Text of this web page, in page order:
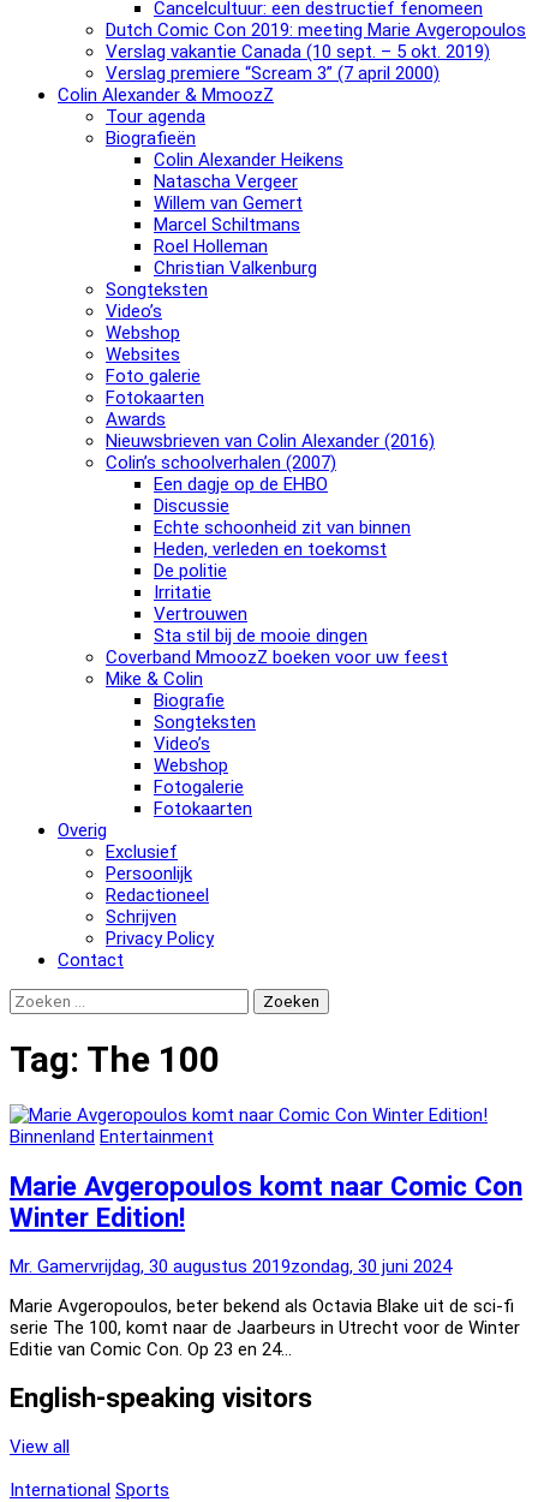
Cancelcultuur: een destructief fenomeen
Dutch Comic Con 2019: meeting Marie Avgeropoulos
Verslag vakantie Canada (10 sept. – 5 okt. 2019)
Verslag premiere “Scream 3” (7 april 2000)
Colin Alexander & MmoozZ
Tour agenda
Biografieën
Colin Alexander Heikens
Natascha Vergeer
Willem van Gemert
Marcel Schiltmans
Roel Holleman
Christian Valkenburg
Songteksten
Video’s
Webshop
Websites
Foto galerie
Fotokaarten
Awards
Nieuwsbrieven van Colin Alexander (2016)
Colin’s schoolverhalen (2007)
Een dagje op de EHBO
Discussie
Echte schoonheid zit van binnen
Heden, verleden en toekomst
De politie
Irritatie
Vertrouwen
Sta stil bij de mooie dingen
Coverband MmoozZ boeken voor uw feest
Mike & Colin
Biografie
Songteksten
Video’s
Webshop
Fotogalerie
Fotokaarten
Overig
Exclusief
Persoonlijk
Redactioneel
Schrijven
Privacy Policy
Contact
Zoeken
naar:
Tag: The 100
Binnenland Entertainment
Marie Avgeropoulos komt naar Comic Con
Winter Edition!
Mr. Gamervrijdag, 30 augustus 2019zondag, 30 juni 2024
Marie Avgeropoulos, beter bekend als Octavia Blake uit de sci-fi
serie The 100, komt naar de Jaarbeurs in Utrecht voor de Winter
Editie van Comic Con. Op 23 en 24…
English-speaking visitors
View all
International Sports